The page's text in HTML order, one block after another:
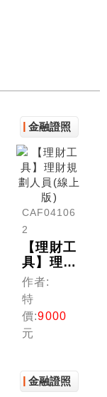
金融證照
CAF04106
2
【理財工
具】理財
規劃人員
(線上版)
作者:
特
價:9000
元
金融證照